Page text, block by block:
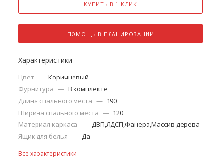
КУПИТЬ В 1 КЛИК
ПОМОЩЬ В ПЛАНИРОВАНИИ
Характеристики
Цвет — Коричневый
Фурнитура — В комплекте
Длина спального места — 190
Ширина спального места — 120
Материал каркаса — ДВП,ЛДСП,Фанера,Массив дерева
Ящик для белья — Да
Все характеристики